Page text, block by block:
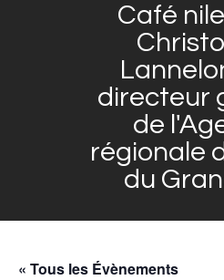
Café
directeur
de
régionale
du
« Tous les Évènements